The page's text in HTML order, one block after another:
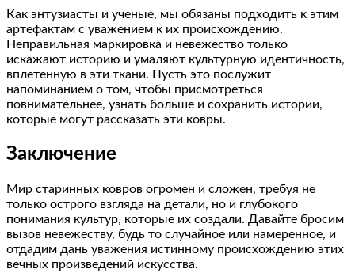
Как энтузиасты и ученые, мы обязаны подходить к этим
артефактам с уважением к их происхождению.
Неправильная маркировка и невежество только
искажают историю и умаляют культурную идентичность,
вплетенную в эти ткани. Пусть это послужит
напоминанием о том, чтобы присмотреться
повнимательнее, узнать больше и сохранить истории,
которые могут рассказать эти ковры.
Заключение
Мир старинных ковров огромен и сложен, требуя не
только острого взгляда на детали, но и глубокого
понимания культур, которые их создали. Давайте бросим
вызов невежеству, будь то случайное или намеренное, и
отдадим дань уважения истинному происхождению этих
вечных произведений искусства.